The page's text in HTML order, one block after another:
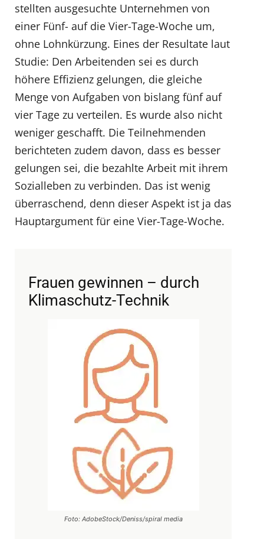
stellten ausgesuchte Unternehmen von
einer Fünf- auf die Vier-Tage-Woche um,
ohne Lohnkürzung. Eines der Resultate laut
Studie: Den Arbeitenden sei es durch
höhere Effizienz gelungen, die gleiche
Menge von Aufgaben von bislang fünf auf
vier Tage zu verteilen. Es wurde also nicht
weniger geschafft. Die Teilnehmenden
berichteten zudem davon, dass es besser
gelungen sei, die bezahlte Arbeit mit ihrem
Sozialleben zu verbinden. Das ist wenig
überraschend, denn dieser Aspekt ist ja das
Hauptargument für eine Vier-Tage-Woche.
Frauen gewinnen – durch
Klimaschutz-Technik
Foto: AdobeStock/Deniss/spiral media